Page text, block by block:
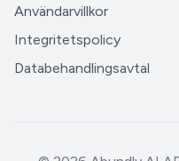
Användarvillkor
Integritetspolicy
Databehandlingsavtal